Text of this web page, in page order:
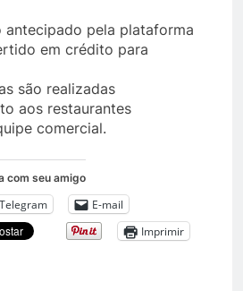
antecipado pela plataforma
em crédito para
são realizadas
aos restaurantes
comercial.
com seu amigo
Telegram
E-mail
Imprimir